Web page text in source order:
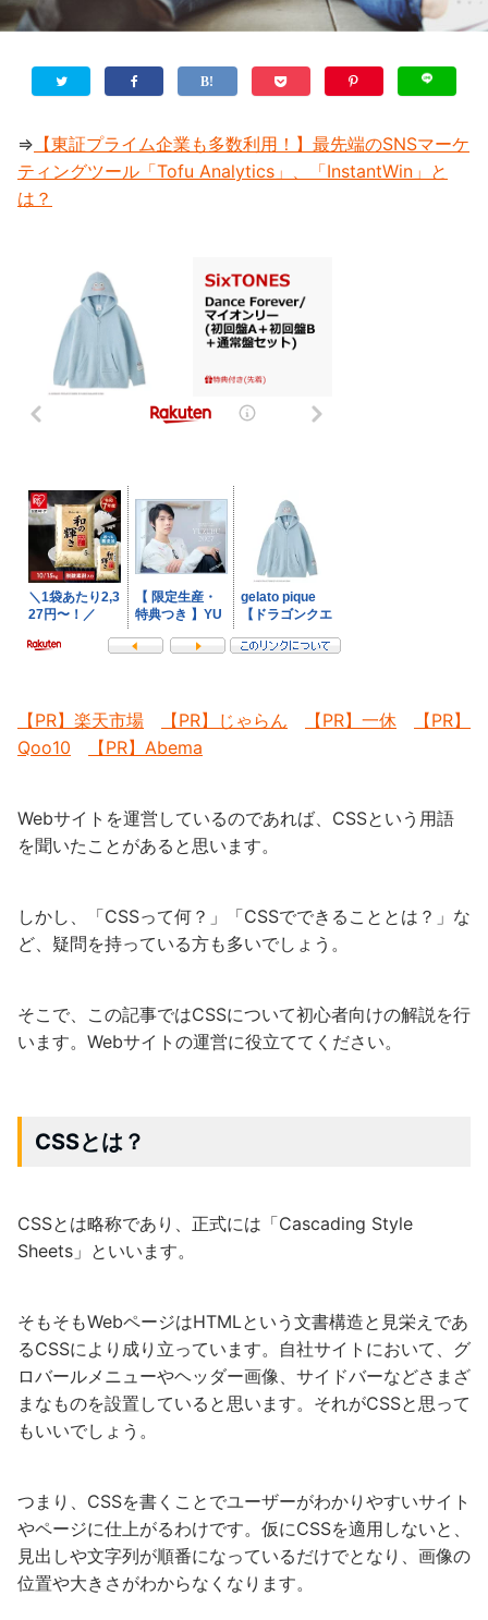
⇒ 【東証プライム企業も多数利用！】最先端のSNSマーケ
ティングツール「Tofu Analytics」、「InstantWin」と
は？
【PR】楽天市場 【PR】じゃらん 【PR】一休
【PR】
Qoo10
【PR】Abema
Webサイトを運営しているのであれば、CSSという用語
を聞いたことがあると思います。
しかし、「CSSって何？」「CSSでできることとは？」な
ど、疑問を持っている方も多いでしょう。
そこで、この記事ではCSSについて初心者向けの解説を行
います。Webサイトの運営に役立ててください。
CSSとは？
CSSとは略称であり、正式には「Cascading Style
Sheets」といいます。
そもそもWebページはHTMLという文書構造と見栄えであ
るCSSにより成り立っています。自社サイトにおいて、グ
ロバールメニューやヘッダー画像、サイドバーなどさまざ
まなものを設置していると思います。それがCSSと思って
もいいでしょう。
つまり、CSSを書くことでユーザーがわかりやすいサイト
やページに仕上がるわけです。仮にCSSを適用しないと、
見出しや文字列が順番になっているだけでとなり、画像の
位置や大きさがわからなくなります。